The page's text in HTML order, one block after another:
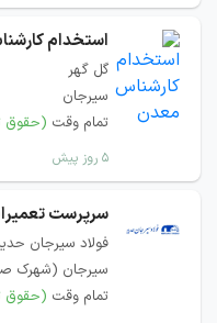
استخدام
گل گهر
سیرجان
تمام وقت (حقوق
۵ روز پیش
سرپرست
فولاد سیرجان
سیرجان (شهرک
تمام وقت (حقوق